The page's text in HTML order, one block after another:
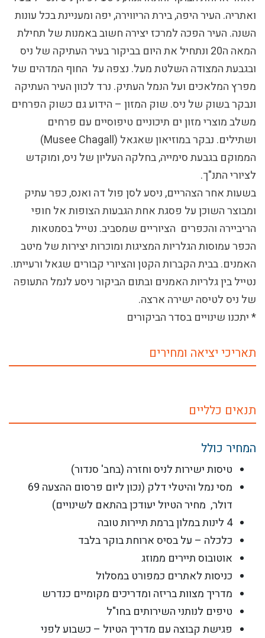
ואתריה. העיר היפה, בירת הריווירה, יפה ומעניינת בכל עונות
השנה. העיר הפכה למרכז יצירה חשוב באמנות של תחילת
המאה ה20 ונתחיל את היום בביקור בעיר העתיקה של ניס
ובגבעת המצודה השלטת מעל. נצפה על החוף המדהים של
מפרץ המלאכים ועל הנמל העתיק. נרד לכוון העיר העתיקה
ונבקר בשוק של ניס. שוק המזון – הידוע גם כשוק הפרחים
משלב מוצרי מזון ים תיכוניים טיפוסיים עם פרחים
ושתילים. נבקרבמוזיאון שאגאל
(Musee Chagall)
הממוקם בגבעת סימייה, בחלקה העליון של ניס, ומוקדש
לציורי התנ"ך.
בשעות אחר הצהריים, ניסעלסן פול דה ואנס, כפר עתיק
ומבוצר השוכן על פסגת אחת הגבעות הצופות אל חופי
הריביירה והכפרים הציוריים שמסביב. נטייל בסמטאות
הכפר עמוסות הגלריות המציגות ומוכרות יצירות של מיטב
האמנים. בבית הקברות הקטן והציורי קבורים שגאל ורעייתו.
נטייל בין גלריות האמנים ובתום הביקור ניסע לנמל התעופה
של ניס לטיסה ישירה ארצה.
* יתכנו שינויים בסדר הביקורים
תאריכי יציאה ומחירים
תנאים כלליים
המחיר כולל
טיסות ישירות לניס וחזרה (בחב' סנדור)
מסי נמל והיטלי דלק (נכון ליום פרסום ההצעה 69
דולר, מחיר הטיול יעודכן בהתאם לשינויים)
4 לינות במלון ברמת תיירות טובה
כלכלה – על בסיס ארוחת בוקר בלבד
אוטובוס תיירים ממוזג
כניסות לאתרים כמפורט במסלול
מדריך מצוות בריזה ומדריכים מקומיים כנדרש
טיפים לנותני השירותים בחו"ל
פגישת קבוצה עם מדריך הטיול – כשבוע לפני